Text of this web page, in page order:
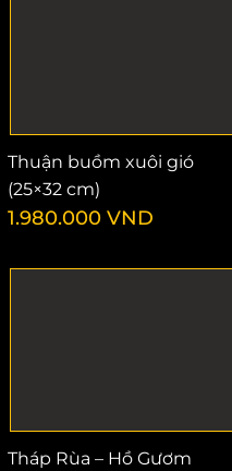
Thuận buồm xuôi gió
(25×32 cm)
1.980.000 VND
Tháp Rùa – Hồ Gươm